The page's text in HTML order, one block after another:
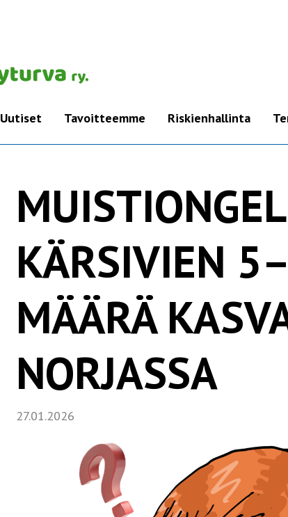
Uutiset Tavoitteemme Riskienhallinta
Kello
Mobiililaajakaista
WLAN (Wi-Fi)-reititin
kaiuttimet
Smart TV &
Lamppu
Mikrouuni &
KÄRSIVIEN
MÄÄRÄ
NORJASSA
27.01.2026